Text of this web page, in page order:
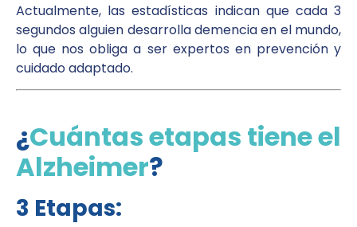
Actualmente, las estadísticas indican que cada 3
segundos alguien desarrolla demencia en el mundo,
lo que nos obliga a ser expertos en prevención y
cuidado adaptado.
¿Cuántas etapas tiene el
Alzheimer?
3 Etapas: